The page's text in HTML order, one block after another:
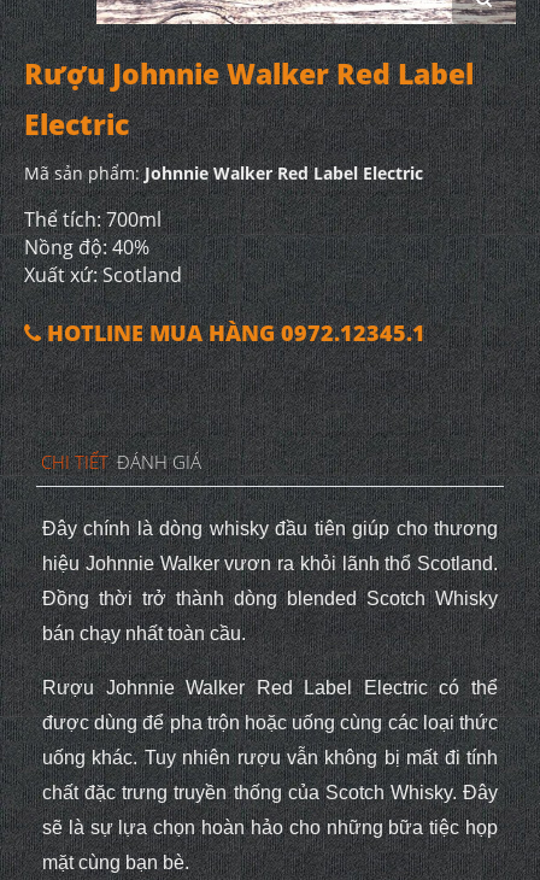
Rượu Johnnie Walker Red Label
Electric
Mã sản phẩm:Johnnie Walker Red Label Electric
Thể tích: 700ml
Nồng độ: 40%
Xuất xứ: Scotland
HOTLINE MUA HÀNG 0972.12345.1
CHI TIẾT ĐÁNH GIÁ
Đây chính là dòng whisky đầu tiên giúp cho thương
hiệu Johnnie Walker vươn ra khỏi lãnh thổ Scotland.
Đồng thời trở thành dòng blended Scotch Whisky
bán chạy nhất toàn cầu.
Rượu Johnnie Walker Red Label Electric có thể
được dùng để pha trộn hoặc uống cùng các loại thức
uống khác. Tuy nhiên rượu vẫn không bị mất đi tính
chất đặc trưng truyền thống của Scotch Whisky. Đây
sẽ là sự lựa chọn hoàn hảo cho những bữa tiệc họp
mặt cùng bạn bè.